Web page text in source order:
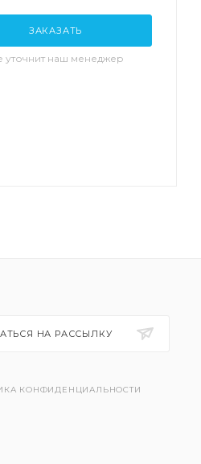
ЗАКАЗАТЬ
уточнит наш менеджер
НА РАССЫЛКУ
КОНФИДЕНЦИАЛЬНОСТИ